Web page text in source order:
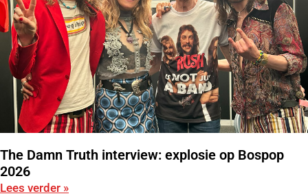
The Damn Truth interview: explosie op Bospop
2026
Lees verder »